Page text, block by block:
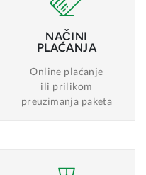
NAČINI
PLAĆANJA
Online plaćanje
ili prilikom
preuzimanja paketa